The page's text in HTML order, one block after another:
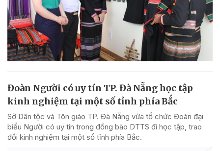
Đoàn Người có uy tín TP. Đà Nẵng học tập
kinh nghiệm tại một số tỉnh phía Bắc
Sở Dân tộc và Tôn giáo TP. Đà Nẵng vừa tổ chức Đoàn đại
biểu Người có uy tín trong đồng bào DTTS đi học tập, trao
đổi kinh nghiệm tại một số tỉnh phía Bắc.